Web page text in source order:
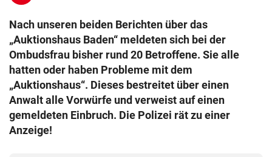
search
eingeben
Muthgasse 2, 1190 Wien
Nach unseren beiden Berichten über das
„Auktionshaus Baden“ meldeten sich bei der
Ombudsfrau bisher rund 20 Betroffene. Sie alle
hatten oder haben Probleme mit dem
„Auktionshaus“. Dieses bestreitet über einen
Anwalt alle Vorwürfe und verweist auf einen
gemeldeten Einbruch. Die Polizei rät zu einer
Anzeige!